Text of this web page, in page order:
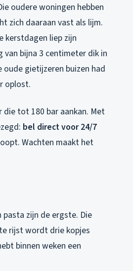
oudere woningen hebben
zich daaraan vast als lijm.
kerstdagen liep zijn
van bijna 3 centimeter dik in
gietijzeren buizen had
oplost.
die tot 180 bar aankan. Met
bel direct voor 24/7
Wachten maakt het
zijn de ergste. Die
rijst wordt drie kopjes
binnen weken een